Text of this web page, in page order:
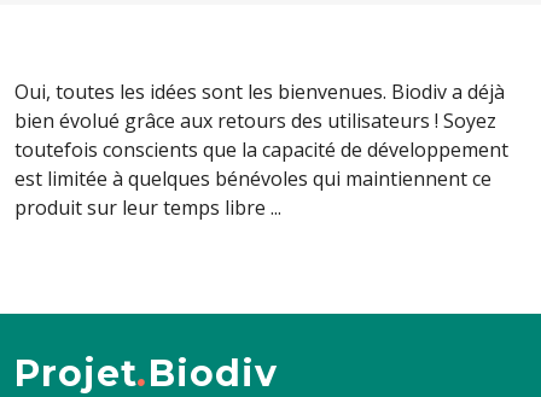
Oui, toutes les idées sont les bienvenues. Biodiv a déjà
bien évolué grâce aux retours des utilisateurs ! Soyez
toutefois conscients que la capacité de développement
est limitée à quelques bénévoles qui maintiennent ce
produit sur leur temps libre ...
Projet.Biodiv